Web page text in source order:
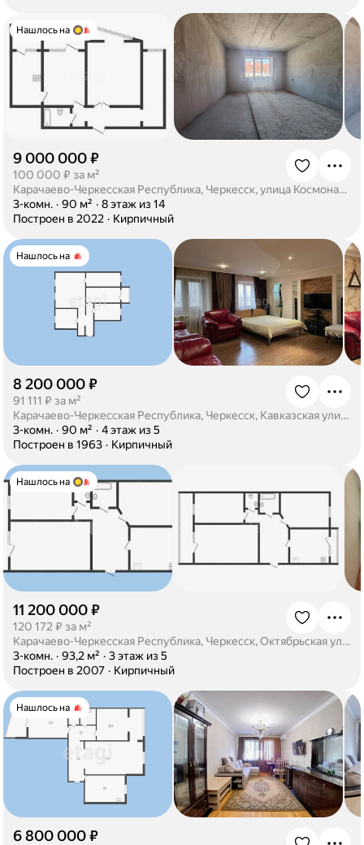
Нашлось на
9 000 000 ₽
100 000 ₽ за м²
Карачаево-Черкесская Республика, Черкесск, улица Космонавтов, 43Г
3-комн. · 90 м² · 8 этаж из 14
Построен в 2022 · Кирпичный
Нашлось на
8 200 000 ₽
91 111 ₽ за м²
Карачаево-Черкесская Республика, Черкесск, Кавказская улица, 26
3-комн. · 90 м² · 4 этаж из 5
Построен в 1963 · Кирпичный
Нашлось на
11 200 000 ₽
120 172 ₽ за м²
Карачаево-Черкесская Республика, Черкесск, Октябрьская улица, 380
3-комн. · 93,2 м² · 3 этаж из 5
Построен в 2007 · Кирпичный
Нашлось на
6 800 000 ₽